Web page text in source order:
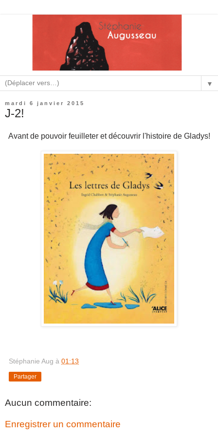
▼
mardi 6 janvier 2015
J-2!
Avant de pouvoir feuilleter et découvrir l'histoire de Gladys!
Stéphanie Aug à 01:13
Partager
Aucun commentaire:
Enregistrer un commentaire